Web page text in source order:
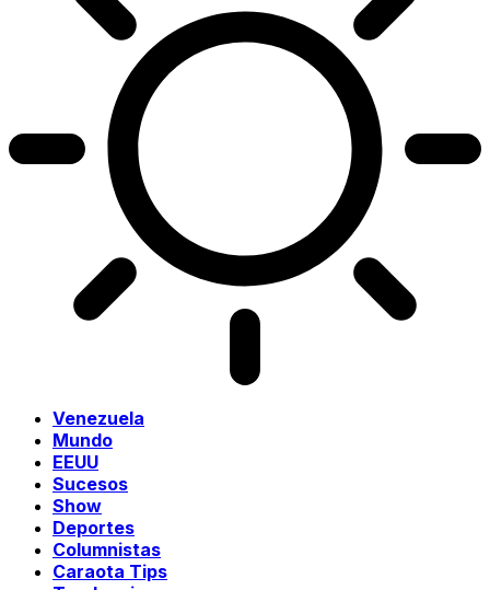
Venezuela
Mundo
EEUU
Sucesos
Show
Deportes
Columnistas
Caraota Tips